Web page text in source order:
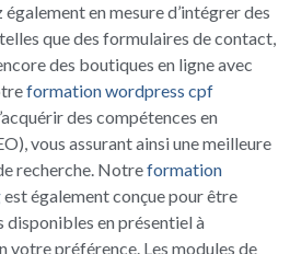
également en mesure d’intégrer des
que des formulaires de contact,
des boutiques en ligne avec
formation wordpress cpf
des compétences en
vous assurant ainsi une meilleure
recherche. Notreformation
est également conçue pour être
disponibles en présentiel à
votre préférence. Les modules de